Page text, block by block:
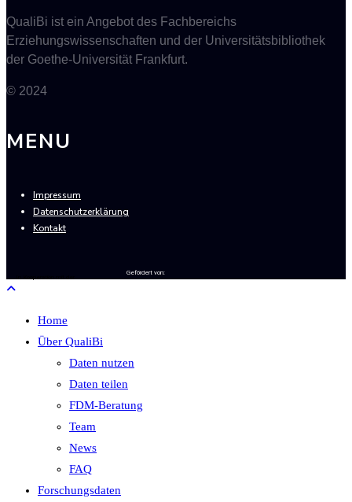
QualiBi ist ein Angebot des Fachbereichs
Erziehungswissenschaften und der Universitätsbibliothek
der Goethe-Universität Frankfurt.
© 2024
MENU
Impressum
Datenschutzerklärung
Kontakt
Gefördert von:
Home
Über QualiBi
Daten nutzen
Daten teilen
FDM-Beratung
Team
News
FAQ
Forschungsdaten